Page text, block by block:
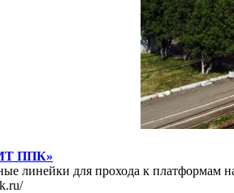
ППК»
линейки для прохода к платформам